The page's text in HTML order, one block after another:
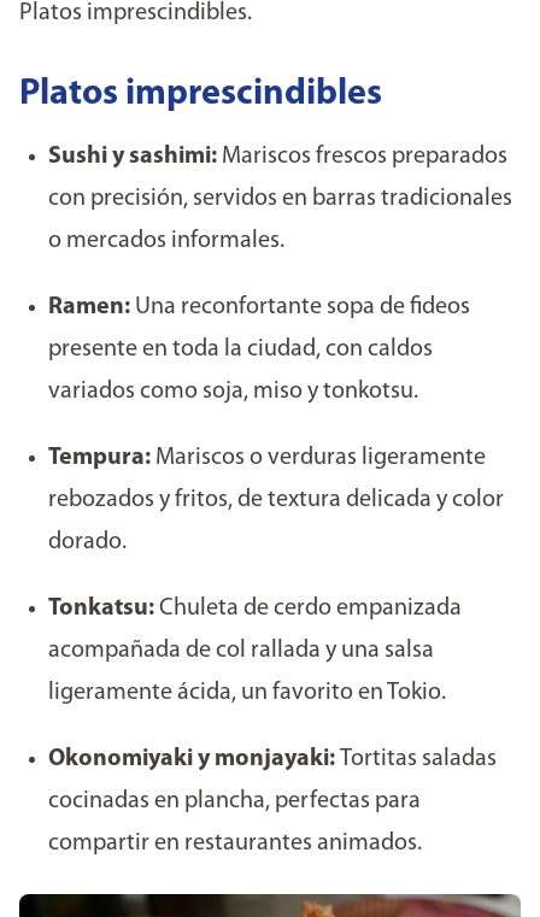
Platos imprescindibles.
Platos imprescindibles
Sushi y sashimi: Mariscos frescos preparados
con precisión, servidos en barras tradicionales
o mercados informales.
Ramen: Una reconfortante sopa de fideos
presente en toda la ciudad, con caldos
variados como soja, miso y tonkotsu.
Tempura: Mariscos o verduras ligeramente
rebozados y fritos, de textura delicada y color
dorado.
Tonkatsu: Chuleta de cerdo empanizada
acompañada de col rallada y una salsa
ligeramente ácida, un favorito en Tokio.
Okonomiyaki y monjayaki: Tortitas saladas
cocinadas en plancha, perfectas para
compartir en restaurantes animados.